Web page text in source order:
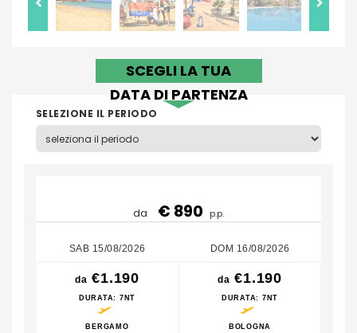
SCEGLI LA TUA
DATA DI PARTENZA
SELEZIONE IL PERIODO
da € 890 p.p.
SAB 15/08/2026
da €1.190
DURATA: 7NT
BERGAMO
DOM 16/08/2026
da €1.190
DURATA: 7NT
BOLOGNA